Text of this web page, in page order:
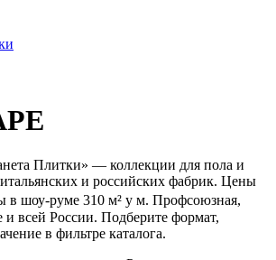
Плитки» — коллекции для пола и
и российских фабрик. Цены
в шоу-руме 310 м² у м. Профсоюзная,
и всей России. Подберите формат,
в фильтре каталога.